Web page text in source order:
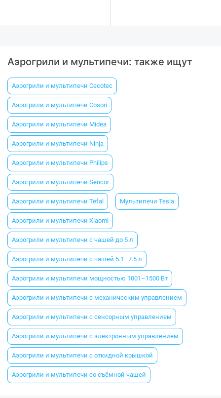
Аэрогрили и мультипечи: также ищут
Аэрогрили и мультипечи Cecotec
Аэрогрили и мультипечи Cosori
Аэрогрили и мультипечи Midea
Аэрогрили и мультипечи Ninja
Аэрогрили и мультипечи Philips
Аэрогрили и мультипечи Sencor
Аэрогрили и мультипечи Tefal Мультипечи Tesla
Аэрогрили и мультипечи Xiaomi
Аэрогрили и мультипечи с чашей до 5 л
Аэрогрили и мультипечи с чашей 5.1–7.5 л
Аэрогрили и мультипечи мощностью 1001–1500 Вт
Аэрогрили и мультипечи с механическим управлением
Аэрогрили и мультипечи с сенсорным управлением
Аэрогрили и мультипечи с электронным управлением
Аэрогрили и мультипечи с откидной крышкой
Аэрогрили и мультипечи со съёмной чашей